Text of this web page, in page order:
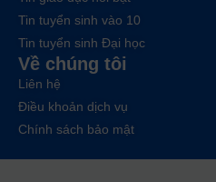
Tin tuyển sinh vào 10
Tin tuyển sinh Đại học
Về chúng tôi
Liên hệ
Điều khoản dịch vụ
Chính sách bảo mật